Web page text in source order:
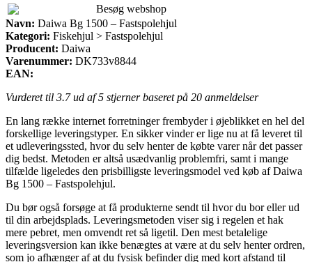
Besøg webshop
Navn: Daiwa Bg 1500 – Fastspolehjul
Kategori: Fiskehjul > Fastspolehjul
Producent: Daiwa
Varenummer: DK733v8844
EAN:
Vurderet til 3.7ud af 5 stjerner baseret på 20 anmeldelser
En lang række internet forretninger frembyder i øjeblikket en hel del
forskellige leveringstyper. En sikker vinder er lige nu at få leveret til
et udleveringssted, hvor du selv henter de købte varer når det passer
dig bedst. Metoden er altså usædvanlig problemfri, samt i mange
tilfælde ligeledes den prisbilligste leveringsmodel ved køb af Daiwa
Bg 1500 – Fastspolehjul.
Du bør også forsøge at få produkterne sendt til hvor du bor eller ud
til din arbejdsplads. Leveringsmetoden viser sig i regelen et hak
mere pebret, men omvendt ret så ligetil. Den mest betalelige
leveringsversion kan ikke benægtes at være at du selv henter ordren,
som jo afhænger af at du fysisk befinder dig med kort afstand til